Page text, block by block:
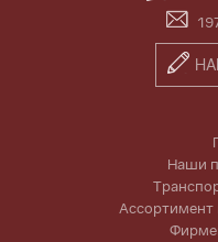
Наши
Ассортимент